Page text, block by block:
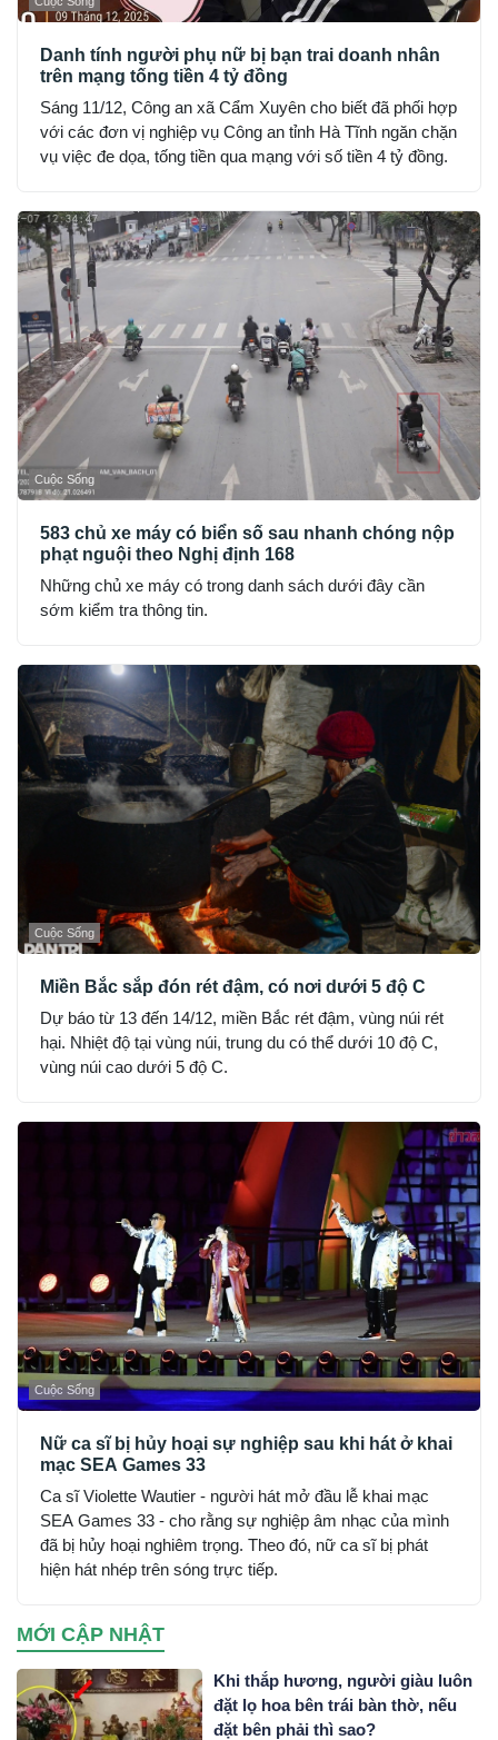
Danh tính người phụ nữ bị bạn trai doanh nhân
trên mạng tống tiền 4 tỷ đồng
Sáng 11/12, Công an xã Cẩm Xuyên cho biết đã phối hợp
với các đơn vị nghiệp vụ Công an tỉnh Hà Tĩnh ngăn chặn
vụ việc đe dọa, tống tiền qua mạng với số tiền 4 tỷ đồng.
Cuộc Sống
583 chủ xe máy có biển số sau nhanh chóng nộp
phạt nguội theo Nghị định 168
Những chủ xe máy có trong danh sách dưới đây cần
sớm kiểm tra thông tin.
Cuộc Sống
Miền Bắc sắp đón rét đậm, có nơi dưới 5 độ C
Dự báo từ 13 đến 14/12, miền Bắc rét đậm, vùng núi rét
hại. Nhiệt độ tại vùng núi, trung du có thể dưới 10 độ C,
vùng núi cao dưới 5 độ C.
Cuộc Sống
Nữ ca sĩ bị hủy hoại sự nghiệp sau khi hát ở khai
mạc SEA Games 33
Ca sĩ Violette Wautier - người hát mở đầu lễ khai mạc
SEA Games 33 - cho rằng sự nghiệp âm nhạc của mình
đã bị hủy hoại nghiêm trọng. Theo đó, nữ ca sĩ bị phát
hiện hát nhép trên sóng trực tiếp.
MỚI CẬP NHẬT
Khi thắp hương, người giàu luôn
đặt lọ hoa bên trái bàn thờ, nếu
đặt bên phải thì sao?